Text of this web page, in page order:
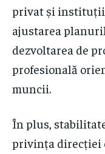
privat și
ajustarea
dezvoltarea de
profesională
muncii.
În plus,
privința direcției